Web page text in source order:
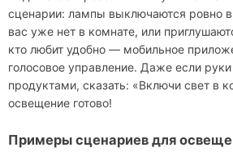
сценарии: лампы выключаются ровно в
вас уже нет в комнате, или
кто любит удобно — мобильное
голосовое управление. Даже если
продуктами, сказать: «Включи свет в
освещение готово!
Примеры сценариев для